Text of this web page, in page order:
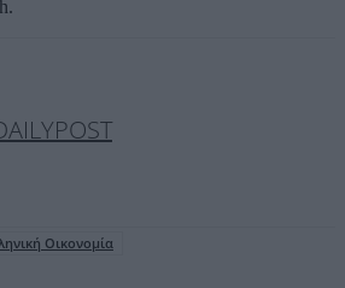
Οικονομία